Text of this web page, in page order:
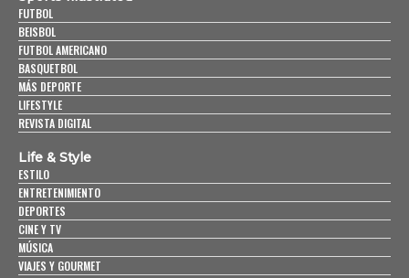
FUTBOL
BEISBOL
FUTBOL AMERICANO
BASQUETBOL
MÁS DEPORTE
LIFESTYLE
REVISTA DIGITAL
Life & Style
ESTILO
ENTRETENIMIENTO
DEPORTES
CINE Y TV
MÚSICA
VIAJES Y GOURMET